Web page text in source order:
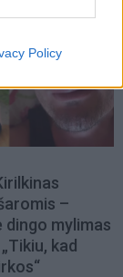
Policy
–
dingo mylimas
kad